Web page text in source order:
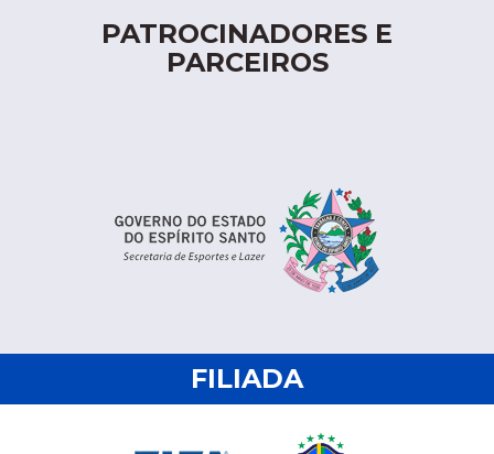
PATROCINADORES E
PARCEIROS
FILIADA